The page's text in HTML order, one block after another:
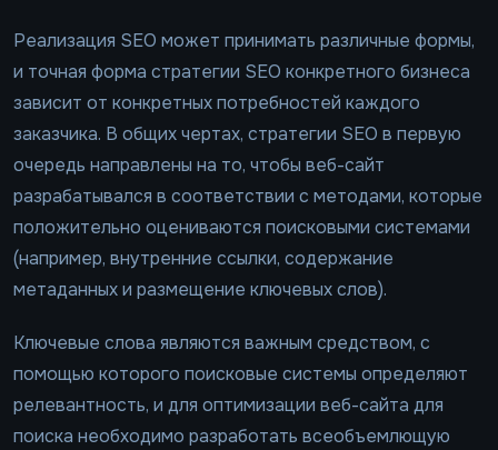
Реализация SEO может принимать различные формы,
и точная форма стратегии SEO конкретного бизнеса
зависит от конкретных потребностей каждого
заказчика. В общих чертах, стратегии SEO в первую
очередь направлены на то, чтобы веб-сайт
разрабатывался в соответствии с методами, которые
положительно оцениваются поисковыми системами
(например, внутренние ссылки, содержание
метаданных и размещение ключевых слов).
Ключевые слова являются важным средством, с
помощью которого поисковые системы определяют
релевантность, и для оптимизации веб-сайта для
поиска необходимо разработать всеобъемлющую